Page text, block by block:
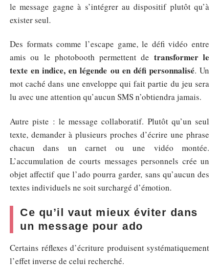
le message gagne à s’intégrer au dispositif plutôt qu’à
exister seul.
Des formats comme l’escape game, le défi vidéo entre
amis ou le photobooth permettent de transformer le
texte en indice, en légende ou en défi personnalisé. Un
mot caché dans une enveloppe qui fait partie du jeu sera
lu avec une attention qu’aucun SMS n’obtiendra jamais.
Autre piste : le message collaboratif. Plutôt qu’un seul
texte, demander à plusieurs proches d’écrire une phrase
chacun dans un carnet ou une vidéo montée.
L’accumulation de courts messages personnels crée un
objet affectif que l’ado pourra garder, sans qu’aucun des
textes individuels ne soit surchargé d’émotion.
Ce qu’il vaut mieux éviter dans
un message pour ado
Certains réflexes d’écriture produisent systématiquement
l’effet inverse de celui recherché.